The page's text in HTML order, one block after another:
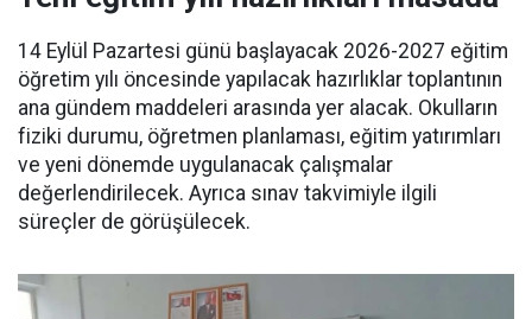
14 Eylül Pazartesi günü başlayacak 2026-2027 eğitim
öğretim yılı öncesinde yapılacak hazırlıklar toplantının
ana gündem maddeleri arasında yer alacak. Okulların
fiziki durumu, öğretmen planlaması, eğitim yatırımları
ve yeni dönemde uygulanacak çalışmalar
değerlendirilecek. Ayrıca sınav takvimiyle ilgili
süreçler de görüşülecek.